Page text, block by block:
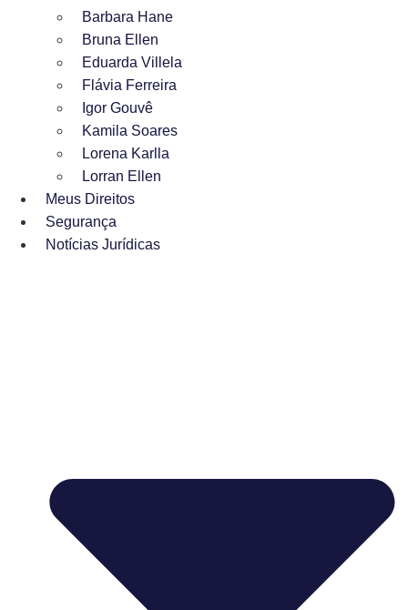
Barbara Hane
Bruna Ellen
Eduarda Villela
Flávia Ferreira
Igor Gouvê
Kamila Soares
Lorena Karlla
Lorran Ellen
Meus Direitos
Segurança
Notícias Jurídicas